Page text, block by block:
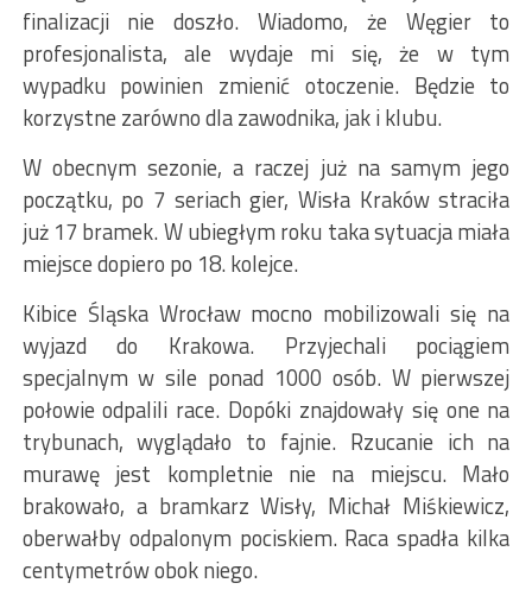
finalizacji nie doszło. Wiadomo, że Węgier to
profesjonalista, ale wydaje mi się, że w tym
wypadku powinien zmienić otoczenie. Będzie to
korzystne zarówno dla zawodnika, jak i klubu.
W obecnym sezonie, a raczej już na samym jego
początku, po 7 seriach gier, Wisła Kraków straciła
już 17 bramek. W ubiegłym roku taka sytuacja miała
miejsce dopiero po 18. kolejce.
Kibice Śląska Wrocław mocno mobilizowali się na
wyjazd do Krakowa. Przyjechali pociągiem
specjalnym w sile ponad 1000 osób. W pierwszej
połowie odpalili race. Dopóki znajdowały się one na
trybunach, wyglądało to fajnie. Rzucanie ich na
murawę jest kompletnie nie na miejscu. Mało
brakowało, a bramkarz Wisły, Michał Miśkiewicz,
oberwałby odpalonym pociskiem. Raca spadła kilka
centymetrów obok niego.